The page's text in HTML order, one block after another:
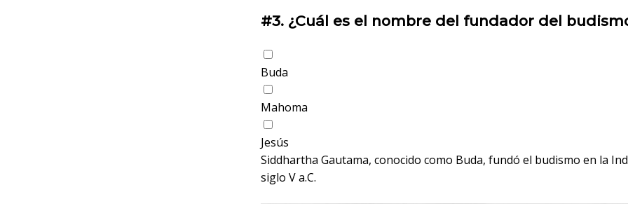
#3. ¿Cuál es el nombre del fundador del
Buda
Mahoma
Jesús
Siddhartha Gautama, conocido como Buda, fundó el budismo en la
siglo V a.C.